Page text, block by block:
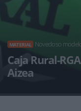
MATERIAL Novedoso
Caja Rural-
Aizea